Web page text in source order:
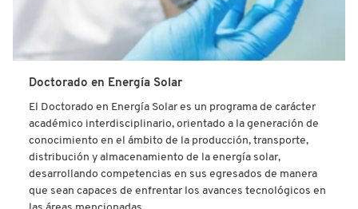
Doctorado en Energía Solar
El Doctorado en Energía Solar es un programa de carácter
académico interdisciplinario, orientado a la generación de
conocimiento en el ámbito de la producción, transporte,
distribución y almacenamiento de la energía solar,
desarrollando competencias en sus egresados de manera
que sean capaces de enfrentar los avances tecnológicos en